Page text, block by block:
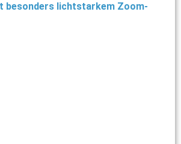
besonders lichtstarkem Zoom-